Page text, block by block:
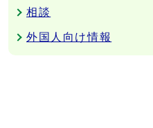
相談
外国人向け情報